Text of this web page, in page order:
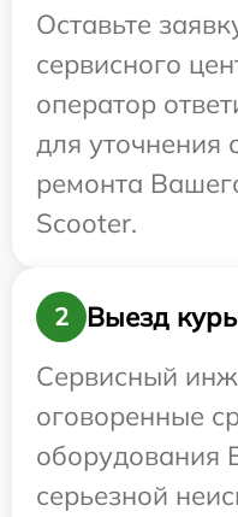
Оставьте
сервисного
оператор
для уточнения
ремонта
Scooter.
2
Выезд
Сервисный
оговоренные
оборудования
серьезной